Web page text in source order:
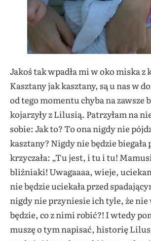
Jakoś tak wpadła mi w oko miska z
Kasztany jak kasztany, są u nas w
od tego momentu chyba na zawsze
kojarzyły z Lilusią. Patrzyłam na
sobie: Jak to? To ona nigdy nie
kasztany? Nigdy nie będzie biegała
krzyczała: „Tu jest, i tu i tu!
bliźniaki! Uwagaaaa, wieje,
nie będzie uciekała przed
nigdy nie przyniesie ich tyle, że
będzie, co z nimi robić?! I wtedy
muszę o tym napisać, historię